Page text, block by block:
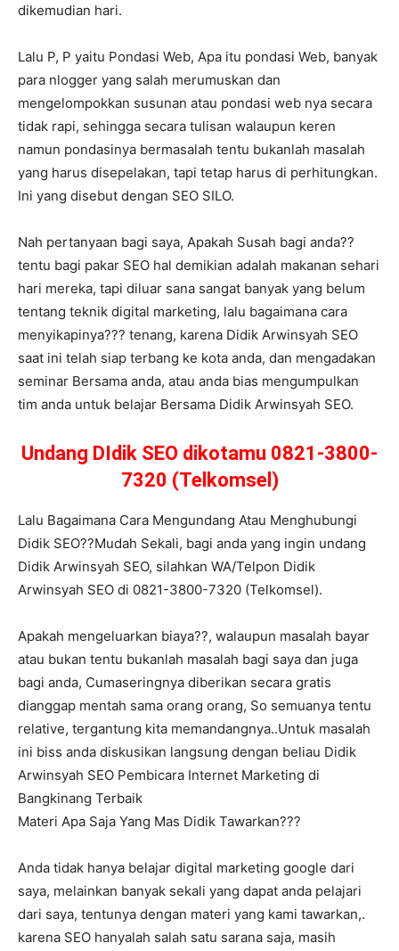
dikemudian hari.
Lalu P, P yaitu Pondasi Web, Apa itu pondasi Web, banyak
para nlogger yang salah merumuskan dan
mengelompokkan susunan atau pondasi web nya secara
tidak rapi, sehingga secara tulisan walaupun keren
namun pondasinya bermasalah tentu bukanlah masalah
yang harus disepelakan, tapi tetap harus di perhitungkan.
Ini yang disebut dengan SEO SILO.
Nah pertanyaan bagi saya, Apakah Susah bagi anda??
tentu bagi pakar SEO hal demikian adalah makanan sehari
hari mereka, tapi diluar sana sangat banyak yang belum
tentang teknik digital marketing, lalu bagaimana cara
menyikapinya??? tenang, karena Didik Arwinsyah SEO
saat ini telah siap terbang ke kota anda, dan mengadakan
seminar Bersama anda, atau anda bias mengumpulkan
tim anda untuk belajar Bersama Didik Arwinsyah SEO.
Undang DIdik SEO dikotamu 0821-3800-
7320 (Telkomsel)
Lalu Bagaimana Cara Mengundang Atau Menghubungi
Didik SEO??Mudah Sekali, bagi anda yang ingin undang
Didik Arwinsyah SEO, silahkan WA/Telpon Didik
Arwinsyah SEO di 0821-3800-7320 (Telkomsel).
Apakah mengeluarkan biaya??, walaupun masalah bayar
atau bukan tentu bukanlah masalah bagi saya dan juga
bagi anda, Cumaseringnya diberikan secara gratis
dianggap mentah sama orang orang, So semuanya tentu
relative, tergantung kita memandangnya..Untuk masalah
ini biss anda diskusikan langsung dengan beliau Didik
Arwinsyah SEO Pembicara Internet Marketing di
Bangkinang Terbaik
Materi Apa Saja Yang Mas Didik Tawarkan???
Anda tidak hanya belajar digital marketing google dari
saya, melainkan banyak sekali yang dapat anda pelajari
dari saya, tentunya dengan materi yang kami tawarkan,.
karena SEO hanyalah salah satu sarana saja, masih